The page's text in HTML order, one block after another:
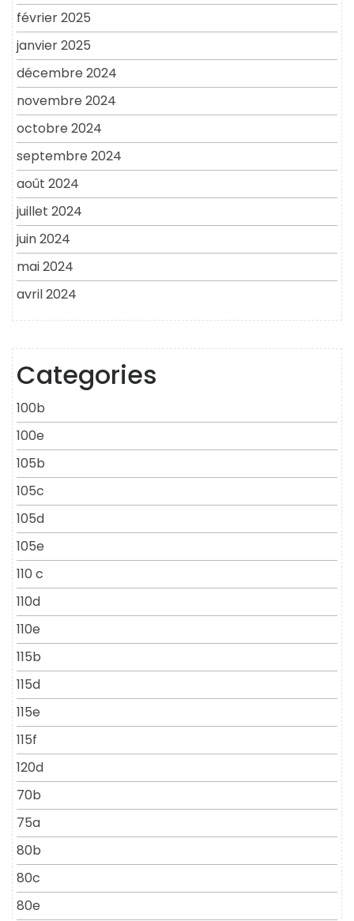
février 2025
janvier 2025
décembre 2024
novembre 2024
octobre 2024
septembre 2024
août 2024
juillet 2024
juin 2024
mai 2024
avril 2024
Categories
100b
100e
105b
105c
105d
105e
110 c
110d
110e
115b
115d
115e
115f
120d
70b
75a
80b
80c
80e